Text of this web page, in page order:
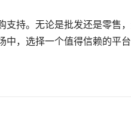
支持。无论是批发还是零售
，选择一个值得信赖的平台